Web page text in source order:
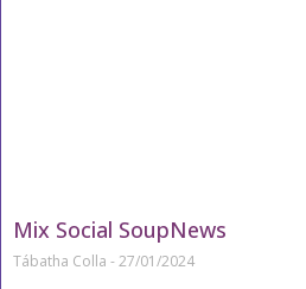
Mix Social SoupNews
Tábatha Colla 27/01/2024